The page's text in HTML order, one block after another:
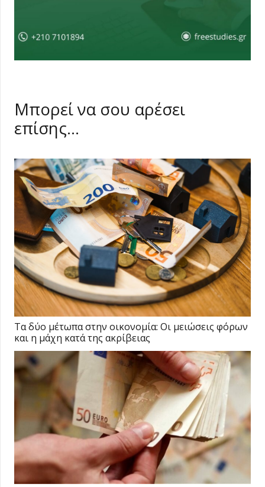
Μπορεί να σου αρέσει
επίσης…
Τα δύο μέτωπα στην οικονομία: Οι μειώσεις φόρων
και η μάχη κατά της ακρίβειας